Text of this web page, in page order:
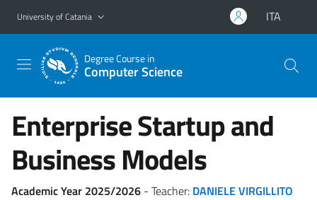
Go to main content
Go to navigation menu
University of Catania ITA
Degree Course in
Computer Science
Enterprise Startup and
Business Models
Academic Year 2025/2026 - Teacher: DANIELE VIRGILLITO